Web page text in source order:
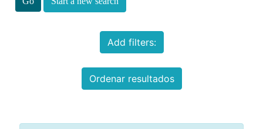
Add filters:
Ordenar resultados